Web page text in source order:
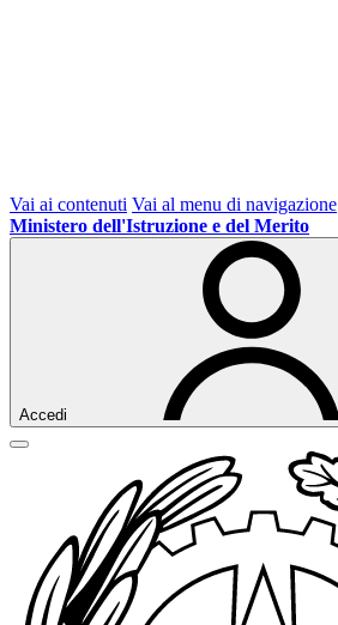
Vai ai contenuti Vai al menu di navigazione
Ministero dell'Istruzione e del Merito
Accedi